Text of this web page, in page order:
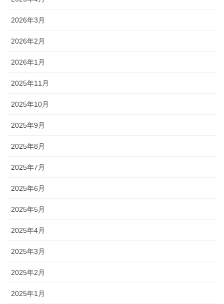
2026年3月
2026年2月
2026年1月
2025年11月
2025年10月
2025年9月
2025年8月
2025年7月
2025年6月
2025年5月
2025年4月
2025年3月
2025年2月
2025年1月